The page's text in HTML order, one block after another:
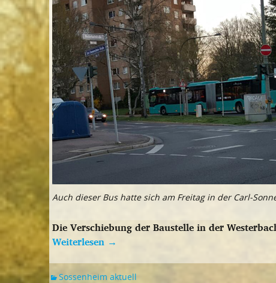
Auch dieser Bus hatte sich am Freitag in der Carl-
Die Verschiebung der Baustelle in der
Weiterlesen →
Sossenheim aktuell